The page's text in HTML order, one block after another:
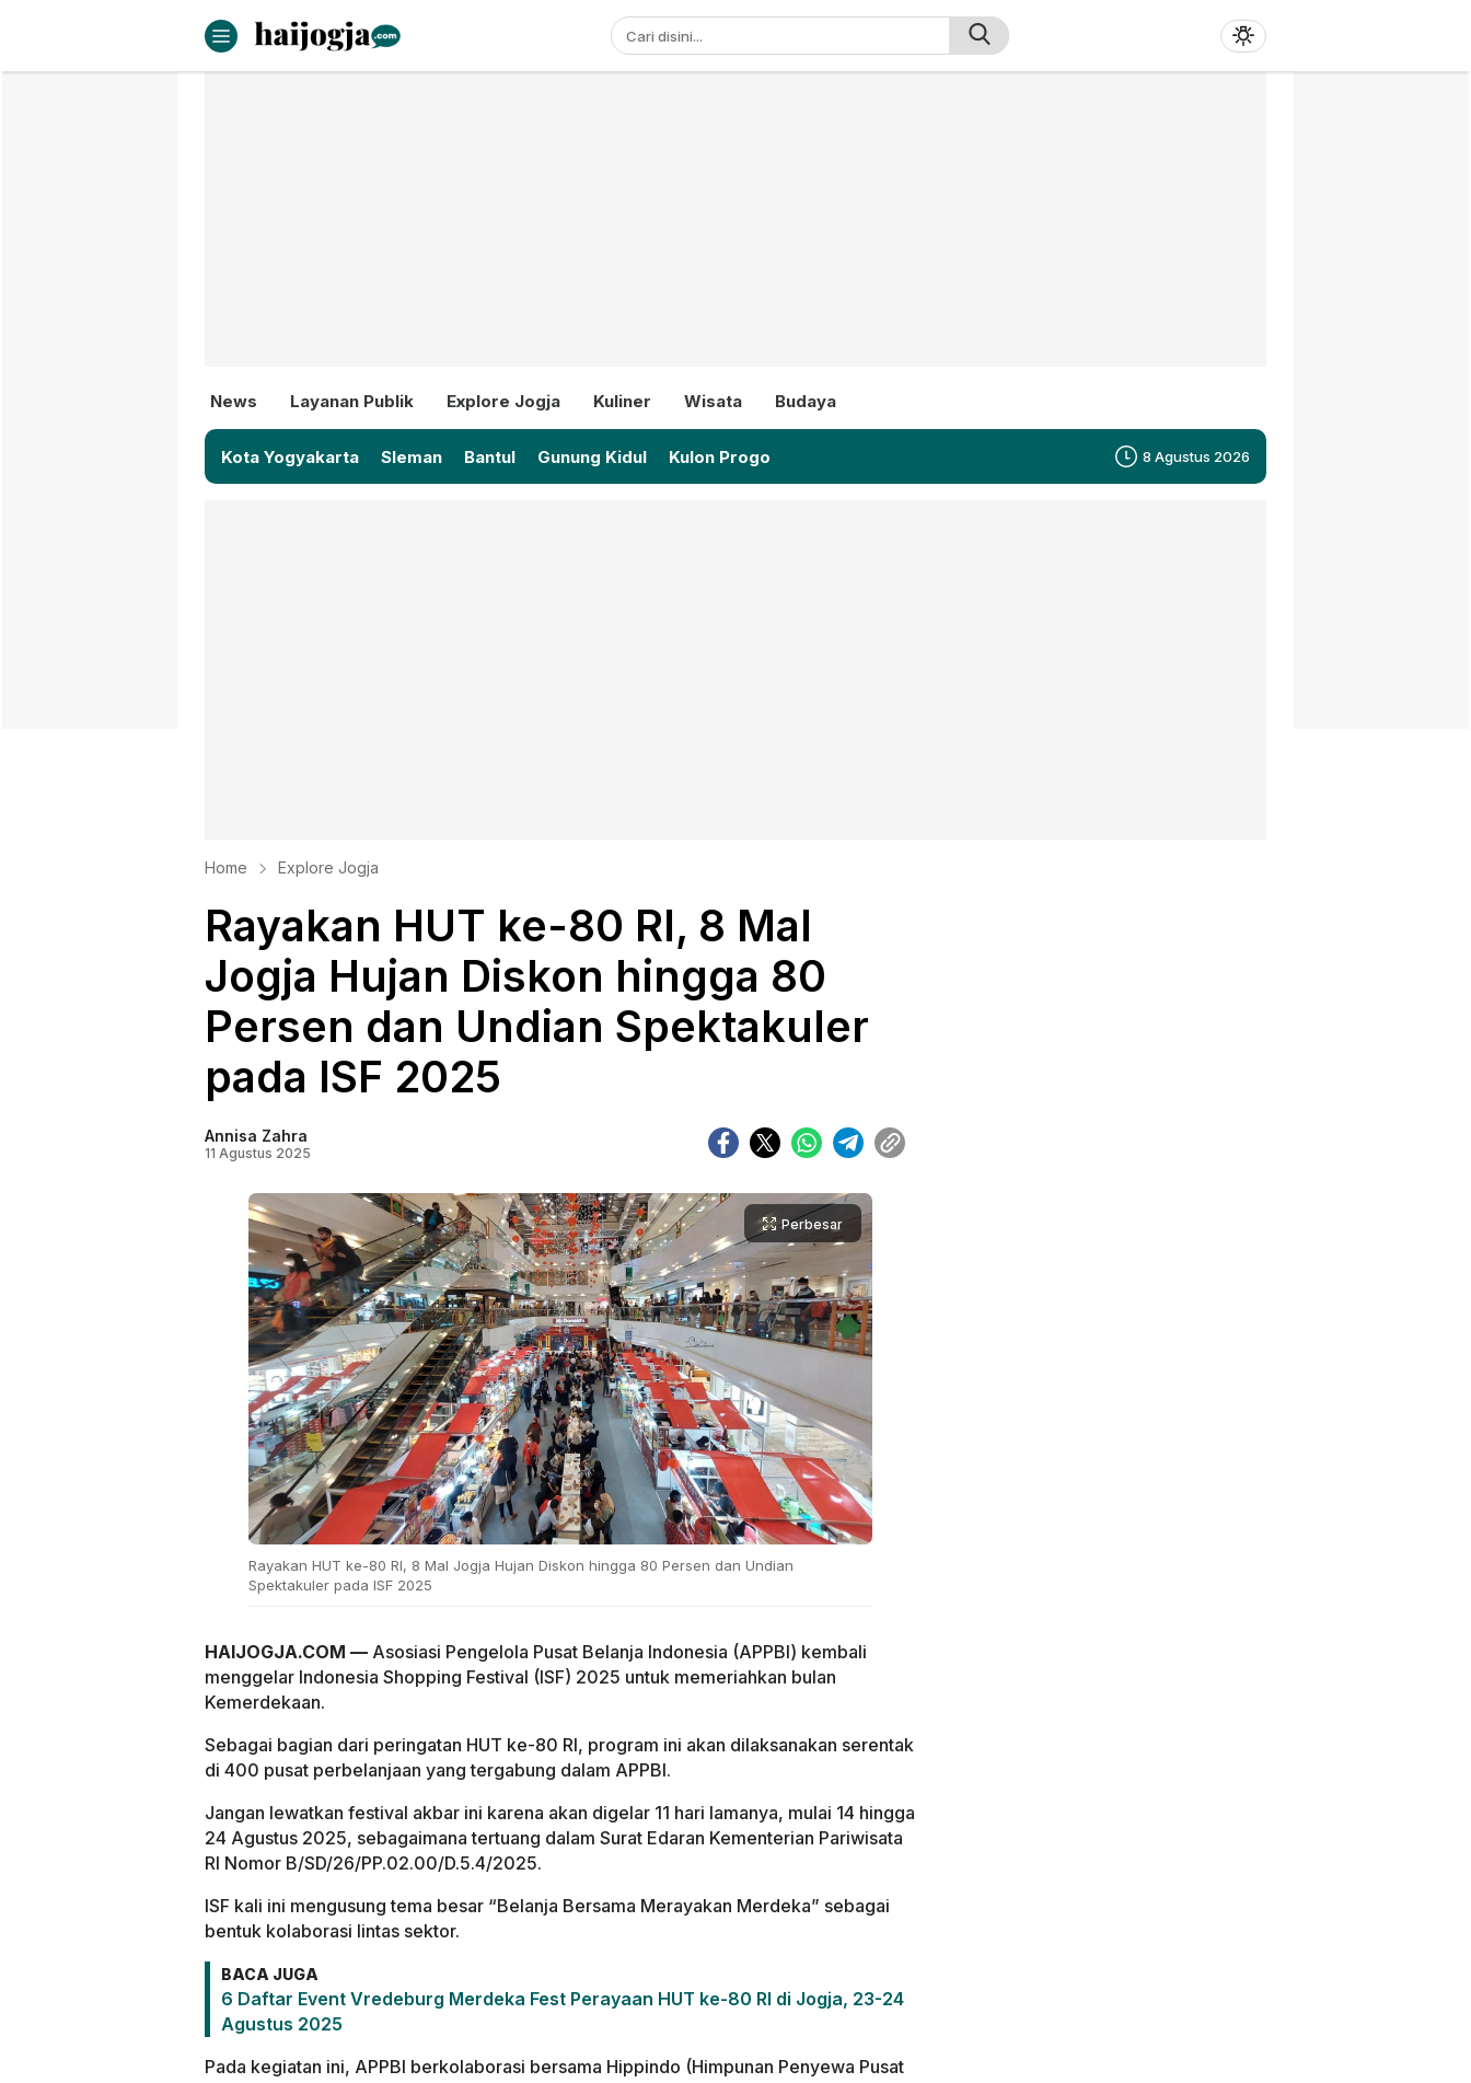
haijogja.com
Berita Jogja Terbaru dan Terkini
News Layanan Publik Explore Jogja Kuliner Wisata Budaya
Kota Yogyakarta Sleman Bantul Gunung Kidul Kulon Progo 8 Agustus 2026
Home Explore Jogja
Rayakan HUT ke-80 RI, 8 Mal
Jogja Hujan Diskon hingga 80
Persen dan Undian Spektakuler
pada ISF 2025
Annisa Zahra
11 Agustus 2025
Perbesar
Rayakan HUT ke-80 RI, 8 Mal Jogja Hujan Diskon hingga 80 Persen dan Undian
Spektakuler pada ISF 2025
HAIJOGJA.COM — Asosiasi Pengelola Pusat Belanja Indonesia (APPBI) kembali
menggelar Indonesia Shopping Festival (ISF) 2025 untuk memeriahkan bulan
Kemerdekaan.
Sebagai bagian dari peringatan HUT ke-80 RI, program ini akan dilaksanakan serentak
di 400 pusat perbelanjaan yang tergabung dalam APPBI.
Jangan lewatkan festival akbar ini karena akan digelar 11 hari lamanya, mulai 14 hingga
24 Agustus 2025, sebagaimana tertuang dalam Surat Edaran Kementerian Pariwisata
RI Nomor B/SD/26/PP.02.00/D.5.4/2025.
ISF kali ini mengusung tema besar “Belanja Bersama Merayakan Merdeka” sebagai
bentuk kolaborasi lintas sektor.
BACA JUGA
6 Daftar Event Vredeburg Merdeka Fest Perayaan HUT ke-80 RI di Jogja, 23-24
Agustus 2025
Pada kegiatan ini, APPBI berkolaborasi bersama Hippindo (Himpunan Penyewa Pusat